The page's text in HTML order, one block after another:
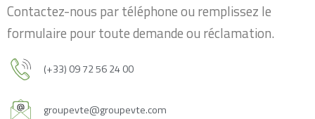
Contactez-nous par téléphone ou remplissez le
formulaire pour toute demande ou réclamation.
(+33) 09 72 56 24 00
groupevte@groupevte.com